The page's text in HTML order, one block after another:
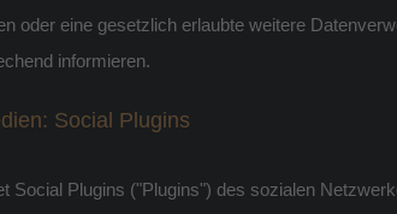
oder eine gesetzlich erlaubte weitere
informieren.
Social Plugins
Social Plugins ("Plugins") des sozialen